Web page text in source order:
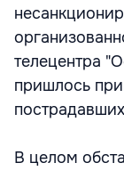
телецентра
пришлось
В целом